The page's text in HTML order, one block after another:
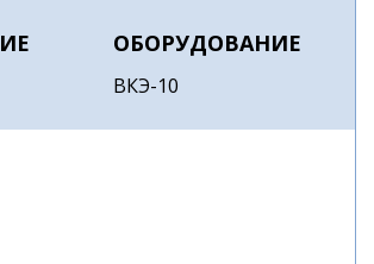
ОБОРУДОВАНИЕ
ВКЭ-10